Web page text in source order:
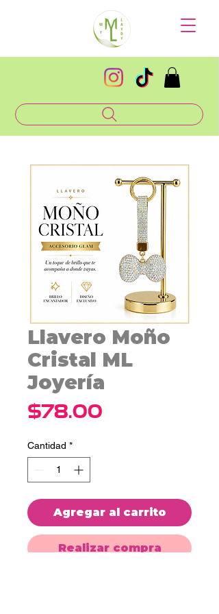
Llavero Moño
Cristal ML
Joyería
$78.00
Cantidad *
Agregar al carrito
Realizar compra